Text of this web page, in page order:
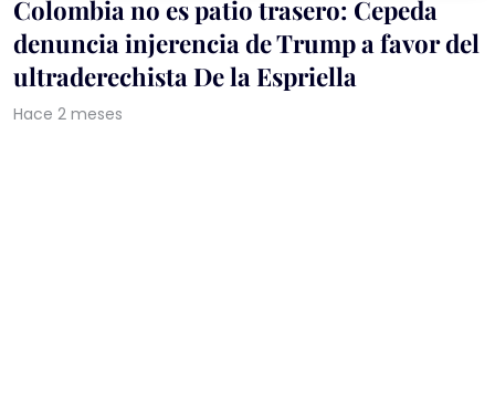
Colombia no es patio trasero: Cepeda
denuncia injerencia de Trump a favor del
ultraderechista De la Espriella
Hace 2 meses